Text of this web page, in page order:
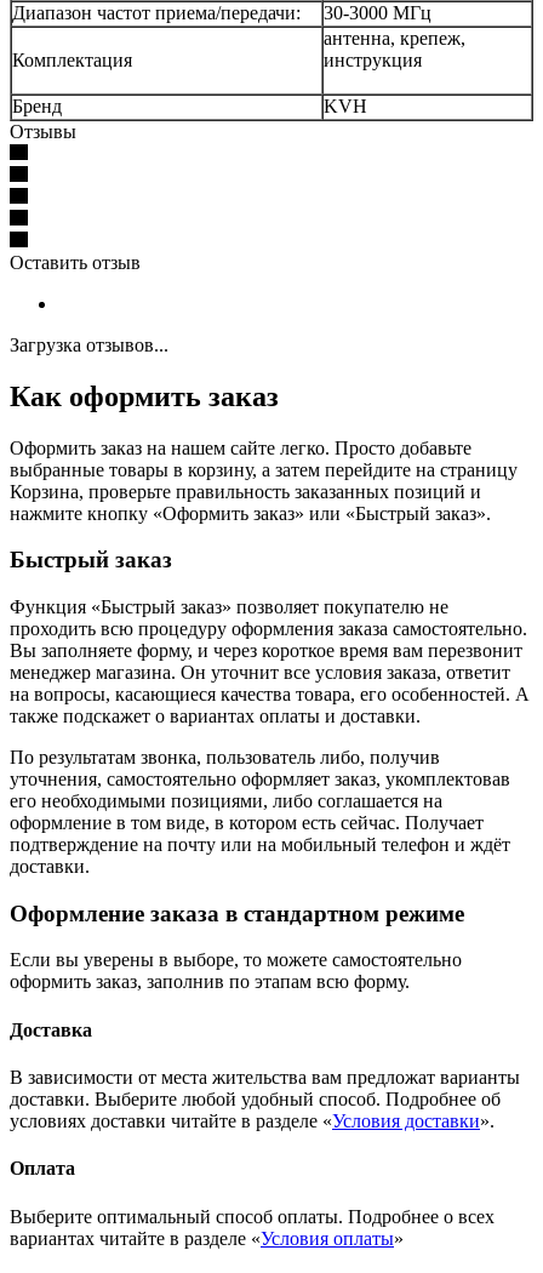
Диапазон частот приема/передачи:
30-3000 МГц
Комплектация
антенна, крепеж,
инструкция
Бренд
KVH
Отзывы
Оставить отзыв
Загрузка отзывов...
Как оформить заказ
Оформить заказ на нашем сайте легко. Просто добавьте
выбранные товары в корзину, а затем перейдите на страницу
Корзина, проверьте правильность заказанных позиций и
нажмите кнопку «Оформить заказ» или «Быстрый заказ».
Быстрый заказ
Функция «Быстрый заказ» позволяет покупателю не
проходить всю процедуру оформления заказа самостоятельно.
Вы заполняете форму, и через короткое время вам перезвонит
менеджер магазина. Он уточнит все условия заказа, ответит
на вопросы, касающиеся качества товара, его особенностей. А
также подскажет о вариантах оплаты и доставки.
По результатам звонка, пользователь либо, получив
уточнения, самостоятельно оформляет заказ, укомплектовав
его необходимыми позициями, либо соглашается на
оформление в том виде, в котором есть сейчас. Получает
подтверждение на почту или на мобильный телефон и ждёт
доставки.
Оформление заказа в стандартном режиме
Если вы уверены в выборе, то можете самостоятельно
оформить заказ, заполнив по этапам всю форму.
Доставка
В зависимости от места жительства вам предложат варианты
доставки. Выберите любой удобный способ. Подробнее об
условиях доставки читайте в разделе «Условия доставки».
Оплата
Выберите оптимальный способ оплаты. Подробнее о всех
вариантах читайте в разделе «Условия оплаты»